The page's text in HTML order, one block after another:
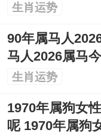
生肖运势
90年属马人
马人2026属马
生肖运势
1970年属狗女
呢 1970年属狗